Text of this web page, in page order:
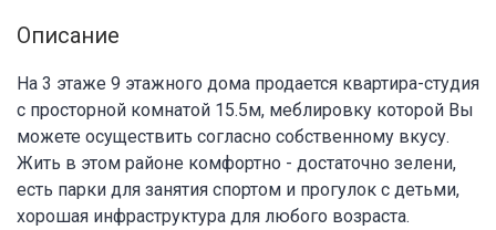
Описание
На 3 этаже 9 этажного дома продается квартира-студия
с просторной комнатой 15.5м, меблировку которой Вы
можете осуществить согласно собственному вкусу.
Жить в этом районе комфортно - достаточно зелени,
есть парки для занятия спортом и прогулок с детьми,
хорошая инфраструктура для любого возраста.